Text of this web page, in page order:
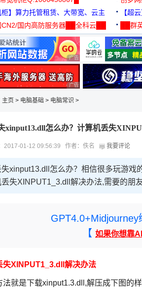
88元/
柜】算力托管租赁、大带宽、云主
【超
国内高防服务器██全科云██
██群
◆◆◆
广告 商业广告，理性选择
广告 商业广告，理性选择
主页 > 电脑基础 > 电脑常识 >
xinput13.dll怎么办？计算机丢失
2017-01-12 09:56:39 作者：佚名 我要评论
失xinput13.dll怎么办？相信很多玩游
失XINPUT1_3.dll解决办法,需要的朋
GPT4.0+Midjourney
【 如果你想靠
失XINPUT1_3.dll解决办法
法就是下载xinput1.3.dll,解压成下图的